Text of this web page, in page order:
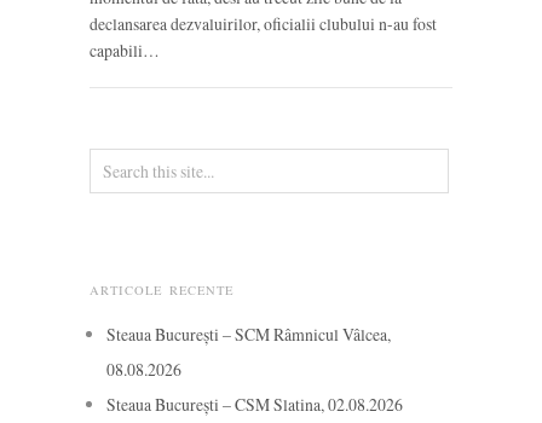
declansarea dezvaluirilor, oficialii clubului n-au fost
capabili…
ARTICOLE RECENTE
Steaua București – SCM Râmnicul Vâlcea,
08.08.2026
Steaua București – CSM Slatina, 02.08.2026